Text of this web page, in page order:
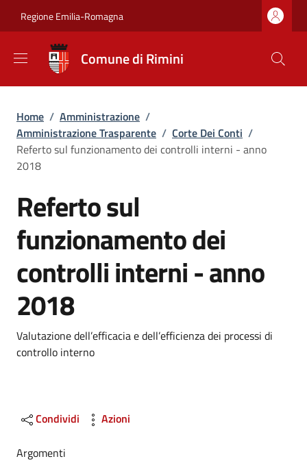
Regione Emilia-Romagna
Comune di Rimini
Briciole di pane
Home / Amministrazione /
Amministrazione Trasparente / Corte Dei Conti /
Referto sul funzionamento dei controlli interni - anno
2018
Referto sul
funzionamento dei
controlli interni - anno
2018
Dettagli
Valutazione dell’efficacia e dell’efficienza dei processi di
controllo interno
Condividi Azioni
Argomenti